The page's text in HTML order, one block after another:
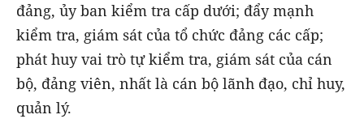
đảng, ủy ban kiểm tra cấp dưới; đẩy mạnh
kiểm tra, giám sát của tổ chức đảng các cấp;
phát huy vai trò tự kiểm tra, giám sát của cán
bộ, đảng viên, nhất là cán bộ lãnh đạo, chỉ huy,
quản lý.